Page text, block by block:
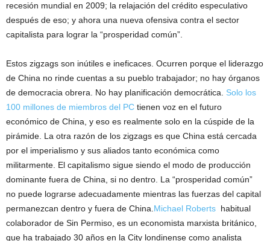
recesión mundial en 2009; la relajación del crédito especulativo
después de eso; y ahora una nueva ofensiva contra el sector
capitalista para lograr la “prosperidad común”.
Estos zigzags son inútiles e ineficaces. Ocurren porque el liderazgo
de China no rinde cuentas a su pueblo trabajador; no hay órganos
de democracia obrera. No hay planificación democrática. Solo los
100 millones de miembros del PC tienen voz en el futuro
económico de China, y eso es realmente solo en la cúspide de la
pirámide. La otra razón de los zigzags es que China está cercada
por el imperialismo y sus aliados tanto económica como
militarmente. El capitalismo sigue siendo el modo de producción
dominante fuera de China, si no dentro. La “prosperidad común”
no puede lograrse adecuadamente mientras las fuerzas del capital
permanezcan dentro y fuera de China.Michael Roberts habitual
colaborador de Sin Permiso, es un economista marxista británico,
que ha trabajado 30 años en la City londinense como analista